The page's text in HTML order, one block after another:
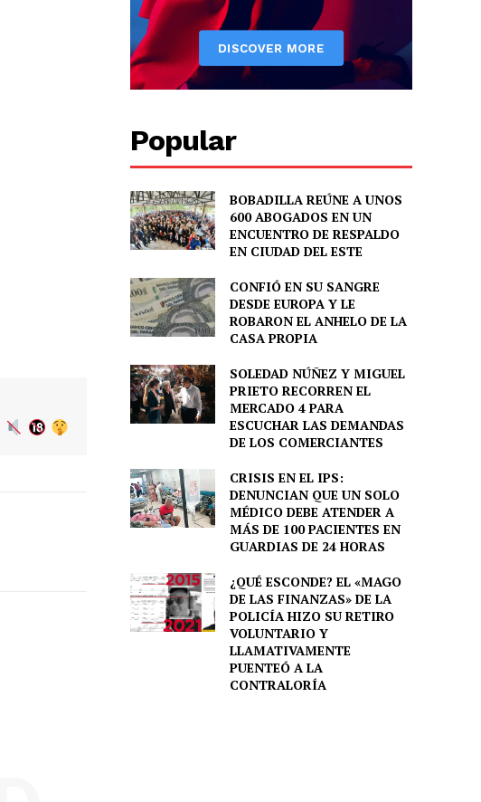
Popular
BOBADILLA REÚNE A UNOS
600 ABOGADOS EN UN
ENCUENTRO DE RESPALDO
EN CIUDAD DEL ESTE
CONFIÓ EN SU SANGRE
DESDE EUROPA Y LE
ROBARON EL ANHELO DE LA
CASA PROPIA
SOLEDAD NÚÑEZ Y MIGUEL
PRIETO RECORREN EL
MERCADO 4 PARA
ESCUCHAR LAS DEMANDAS
DE LOS COMERCIANTES
CRISIS EN EL IPS:
DENUNCIAN QUE UN SOLO
MÉDICO DEBE ATENDER A
MÁS DE 100 PACIENTES EN
GUARDIAS DE 24 HORAS
¿QUÉ ESCONDE? EL «MAGO
DE LAS FINANZAS» DE LA
POLICÍA HIZO SU RETIRO
VOLUNTARIO Y
LLAMATIVAMENTE
PUENTEÓ A LA
CONTRALORÍA